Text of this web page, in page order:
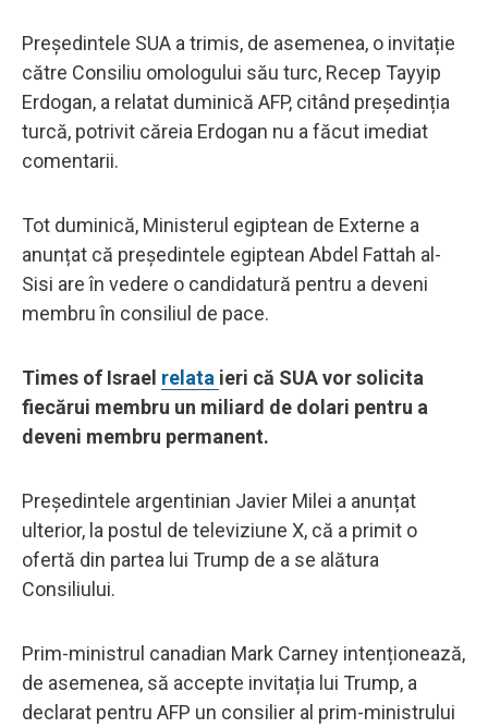
Președintele SUA a trimis, de asemenea, o invitație
către Consiliu omologului său turc, Recep Tayyip
Erdogan, a relatat duminică AFP, citând președinția
turcă, potrivit căreia Erdogan nu a făcut imediat
comentarii.
Tot duminică, Ministerul egiptean de Externe a
anunțat că președintele egiptean Abdel Fattah al-
Sisi are în vedere o candidatură pentru a deveni
membru în consiliul de pace.
Times of Israel relata ieri că SUA vor solicita
fiecărui membru un miliard de dolari pentru a
deveni membru permanent.
Președintele argentinian Javier Milei a anunțat
ulterior, la postul de televiziune X, că a primit o
ofertă din partea lui Trump de a se alătura
Consiliului.
Prim-ministrul canadian Mark Carney intenționează,
de asemenea, să accepte invitația lui Trump, a
declarat pentru AFP un consilier al prim-ministrului